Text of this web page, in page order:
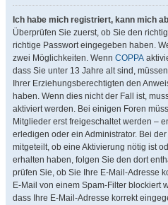
Ich habe mich registriert, kann mich
Überprüfen Sie zuerst, ob Sie den
richtige Passwort eingegeben haben.
zwei Möglichkeiten. Wenn COPPA
dass Sie unter 13 Jahre alt sind,
Ihrer Erziehungsberechtigten den
haben. Wenn dies nicht der Fall ist,
aktiviert werden. Bei einigen Foren
Mitglieder erst freigeschaltet werden –
erledigen oder ein Administrator. Bei
mitgeteilt, ob eine Aktivierung nötig ist
erhalten haben, folgen Sie den dort
prüfen Sie, ob Sie Ihre E-Mail-Adresse
E-Mail von einem Spam-Filter blockiert
dass Ihre E-Mail-Adresse korrekt